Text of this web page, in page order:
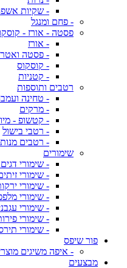
- שקיות
- פחם ומנגל
פסטה - אורז -
- אורז
- פסטה
- קוסקוס
- קטניות
רטבים ותוספות
- טחינה
- מרקים
- קטשופ -
- רטבי בישול
- רטבים מנות
שימורים
- שימורי
- שימורי
- שימורי
- שימורי
- שימורי
- שימורי
- שימורי
פור שיפס
- איפה משיגים
מבצעים